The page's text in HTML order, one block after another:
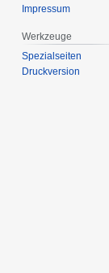
Impressum
Werkzeuge
Spezialseiten
Druckversion